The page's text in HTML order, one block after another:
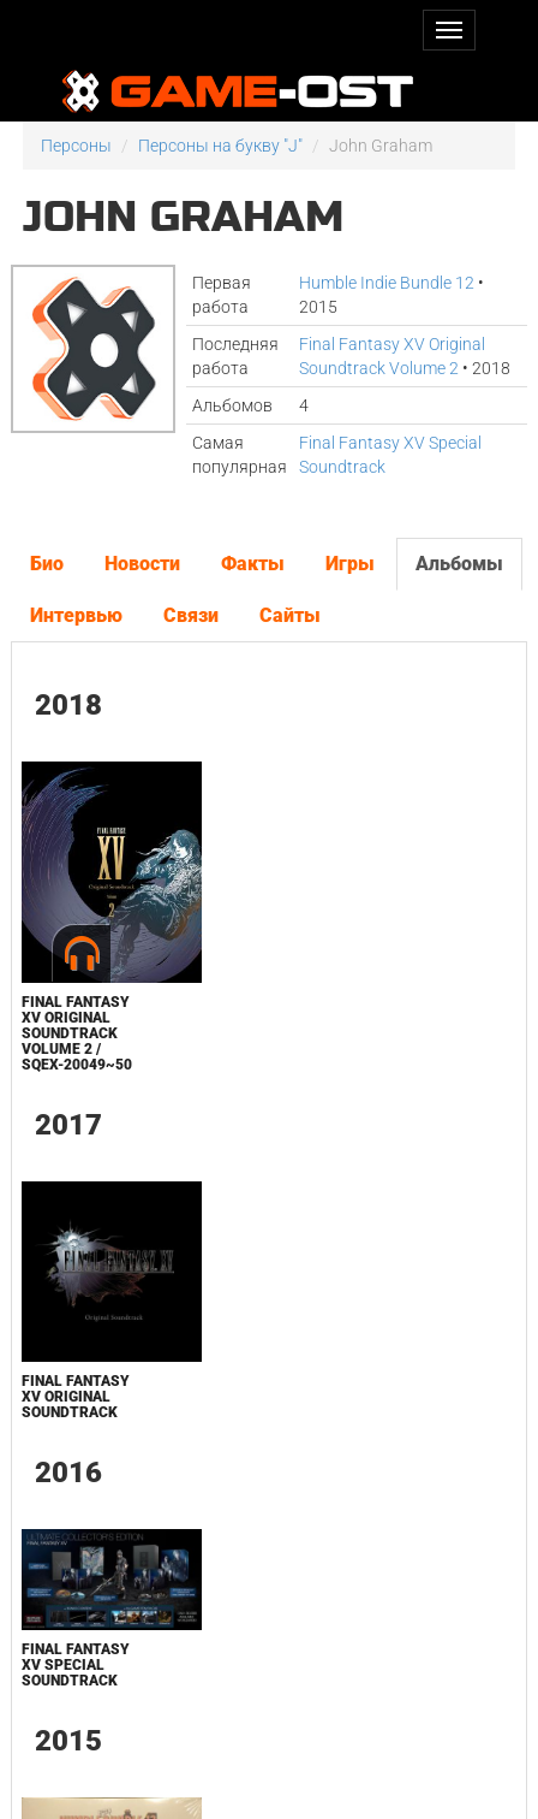
Персоны Персоны на букву "J" John Graham
JOHN GRAHAM
Первая
работа
Humble Indie Bundle 12 •
2015
Последняя
работа
Final Fantasy XV Original
Soundtrack Volume 2 • 2018
Альбомов
4
Самая
популярная
Final Fantasy XV Special
Soundtrack
Био Новости Факты Игры Альбомы
Интервью Связи Сайты
2018
FINAL FANTASY
XV ORIGINAL
SOUNDTRACK
VOLUME 2 /
SQEX-20049~50
2017
FINAL FANTASY
XV ORIGINAL
SOUNDTRACK
2016
FINAL FANTASY
XV SPECIAL
SOUNDTRACK
2015